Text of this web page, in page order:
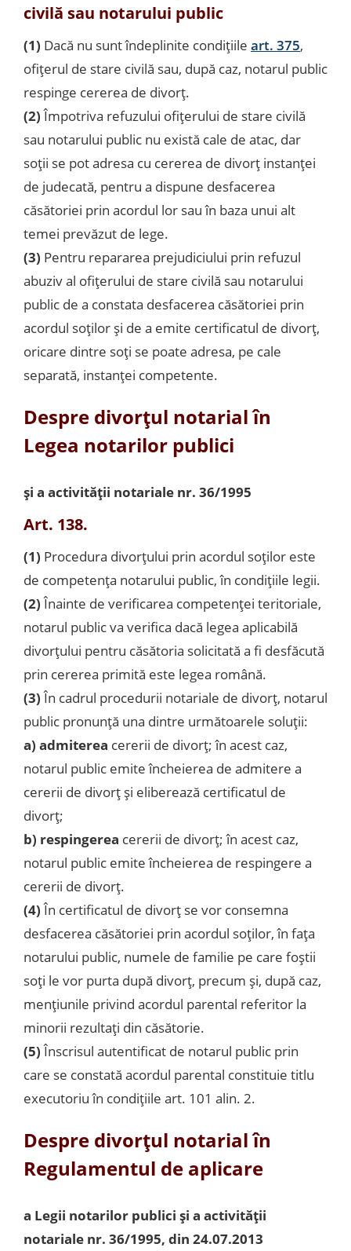
civilă sau notarului public
(1) Dacă nu sunt îndeplinite condiţiile art. 375,
ofiţerul de stare civilă sau, după caz, notarul public
respinge cererea de divorţ.
(2)Împotriva refuzului ofiţerului de stare civilă
sau notarului public nu există cale de atac, dar
soţii se pot adresa cu cererea de divorţ instanţei
de judecată, pentru a dispune desfacerea
căsătoriei prin acordul lor sau în baza unui alt
temei prevăzut de lege.
(3) Pentru repararea prejudiciului prin refuzul
abuziv al ofiţerului de stare civilă sau notarului
public de a constata desfacerea căsătoriei prin
acordul soţilor şi de a emite certificatul de divorţ,
oricare dintre soţi se poate adresa, pe cale
separată, instanţei competente.
Despre divorțul notarial în
Legea notarilor publici
şi a activităţii notariale nr. 36/1995
Art. 138.
(1) Procedura divorţului prin acordul soţilor este
de competenţa notarului public, în condiţiile legii.
(2)Înainte de verificarea competenţei teritoriale,
notarul public va verifica dacă legea aplicabilă
divorţului pentru căsătoria solicitată a fi desfăcută
prin cererea primită este legea română.
(3)În cadrul procedurii notariale de divorţ, notarul
public pronunţă una dintre următoarele soluţii:
a) admiterea cererii de divorţ; în acest caz,
notarul public emite încheierea de admitere a
cererii de divorţ şi eliberează certificatul de
divorţ;
b) respingerea cererii de divorţ; în acest caz,
notarul public emite încheierea de respingere a
cererii de divorţ.
(4)În certificatul de divorţ se vor consemna
desfacerea căsătoriei prin acordul soţilor, în faţa
notarului public, numele de familie pe care foştii
soţi le vor purta după divorţ, precum şi, după caz,
menţiunile privind acordul parental referitor la
minorii rezultaţi din căsătorie.
(5)Înscrisul autentificat de notarul public prin
care se constată acordul parental constituie titlu
executoriu în condiţiile art. 101 alin. 2.
Despre divorțul notarial în
Regulamentul de aplicare
a Legii notarilor publici şi a activităţii
notariale nr. 36/1995, din 24.07.2013